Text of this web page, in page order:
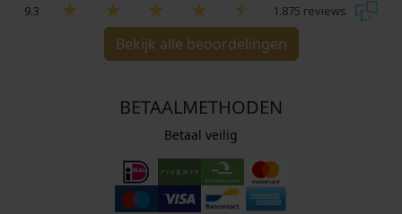
9.3 1.875 reviews
Bekijk alle beoordelingen
BETAALMETHODEN
Betaal veilig